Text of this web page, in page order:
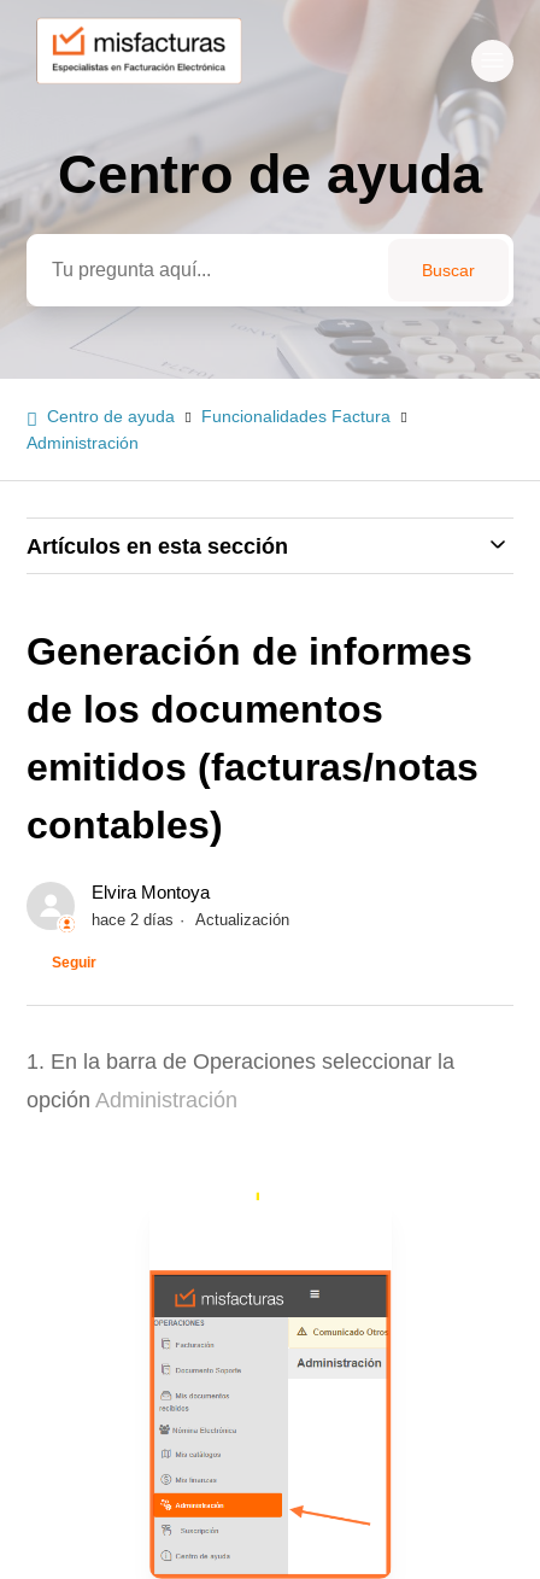
Búsqueda
Centro de ayuda
Centro de ayuda
Funcionalidades Factura
Administración
Artículos en esta sección
Generación de informes
de los documentos
emitidos (facturas/notas
contables)
Elvira Montoya
hace 2 días Actualización
Seguir
1. En la barra de Operaciones seleccionar la
opciónAdministración